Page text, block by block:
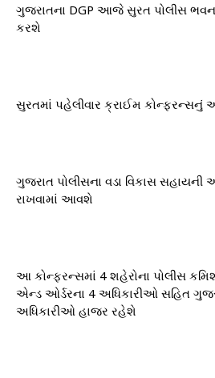
ગુજરાતના DGP આજે સુરત પોલીસ
કરશે
સુરતમાં પહેલીવાર ક્રાઈમ
ગુજરાત પોલીસના વડા વિકાસ
રાખવામાં આવશે
આ કોન્ફરન્સમાં 4 શહેરોના પોલીસ
એન્ડ ઓર્ડરના 4 અધિકારીઓ સહિત
અધિકારીઓ હાજર રહેશે